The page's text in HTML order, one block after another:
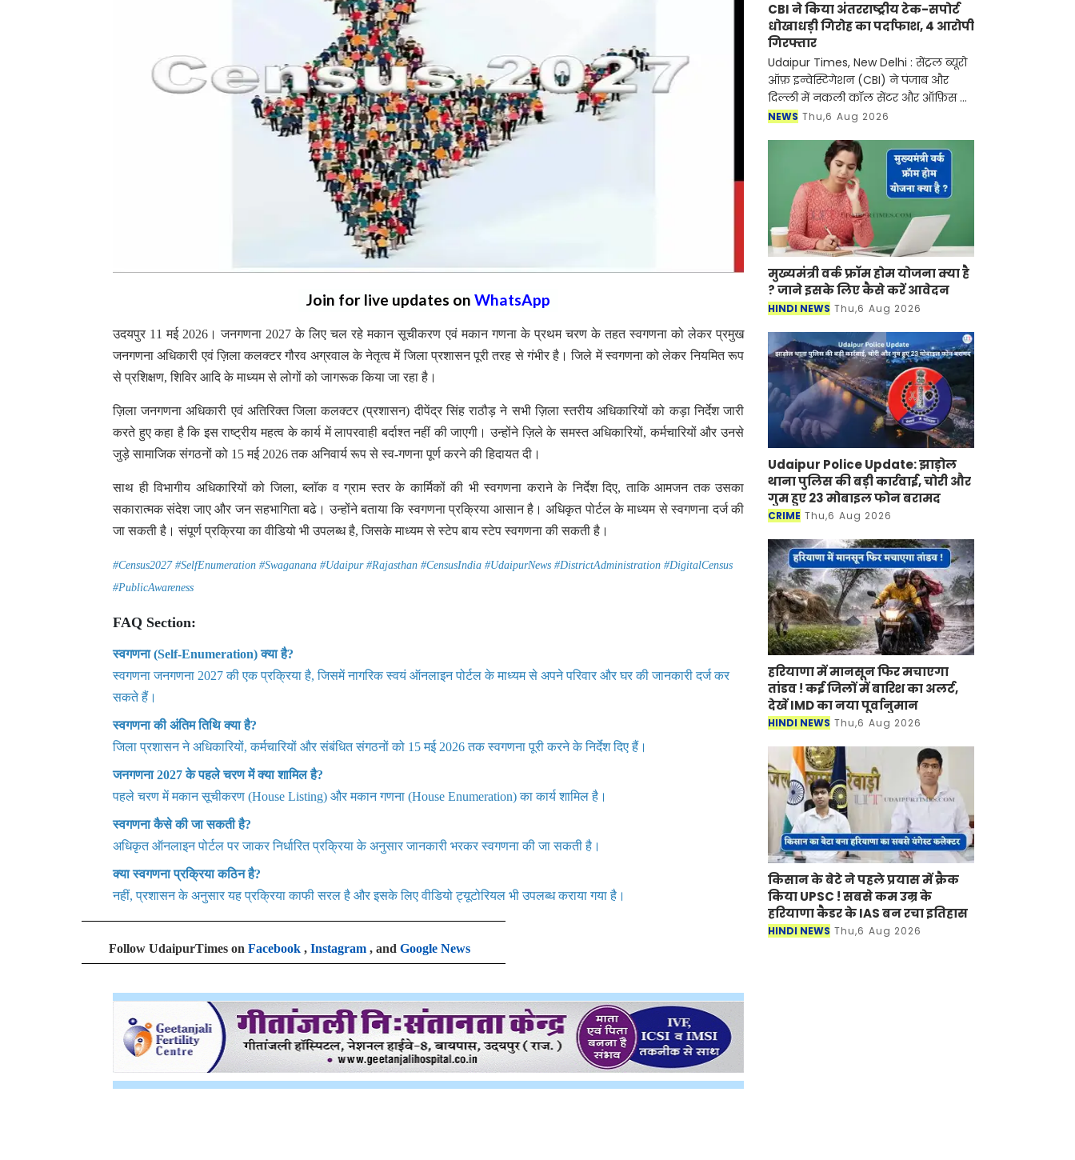
Join for live updates on WhatsApp
उदयपुर 11 मई 2026। जनगणना 2027 के लिए चल रहे मकान सूचीकरण एवं मकान गणना के प्रथम चरण के तहत स्वगणना को लेकर प्रमुख
जनगणना अधिकारी एवं ज़िला कलक्टर गौरव अग्रवाल के नेतृत्व में जिला प्रशासन पूरी तरह से गंभीर है। जिले में स्वगणना को लेकर नियमित रूप
से प्रशिक्षण, शिविर आदि के माध्यम से लोगों को जागरूक किया जा रहा है।
ज़िला जनगणना अधिकारी एवं अतिरिक्त जिला कलक्टर (प्रशासन) दीपेंद्र सिंह राठौड़ ने सभी ज़िला स्तरीय अधिकारियों को कड़ा निर्देश जारी
करते हुए कहा है कि इस राष्ट्रीय महत्व के कार्य में लापरवाही बर्दाश्त नहीं की जाएगी। उन्होंने ज़िले के समस्त अधिकारियों, कर्मचारियों और उनसे
जुड़े सामाजिक संगठनों को 15 मई 2026 तक अनिवार्य रूप से स्व-गणना पूर्ण करने की हिदायत दी।
साथ ही विभागीय अधिकारियों को जिला, ब्लाॅक व ग्राम स्तर के कार्मिकों की भी स्वगणना कराने के निर्देश दिए, ताकि आमजन तक उसका
सकारात्मक संदेश जाए और जन सहभागिता बढे। उन्होंने बताया कि स्वगणना प्रक्रिया आसान है। अधिकृत पोर्टल के माध्यम से स्वगणना दर्ज की
जा सकती है। संपूर्ण प्रक्रिया का वीडियो भी उपलब्ध है, जिसके माध्यम से स्टेप बाय स्टेप स्वगणना की सकती है।
#Census2027 #SelfEnumeration #Swaganana #Udaipur #Rajasthan #CensusIndia #UdaipurNews #DistrictAdministration #DigitalCensus
#PublicAwareness
FAQ Section:
स्वगणना (Self-Enumeration) क्या है?
स्वगणना जनगणना 2027 की एक प्रक्रिया है, जिसमें नागरिक स्वयं ऑनलाइन पोर्टल के माध्यम से अपने परिवार और घर की जानकारी दर्ज कर
सकते हैं।
स्वगणना की अंतिम तिथि क्या है?
जिला प्रशासन ने अधिकारियों, कर्मचारियों और संबंधित संगठनों को 15 मई 2026 तक स्वगणना पूरी करने के निर्देश दिए हैं।
जनगणना 2027 के पहले चरण में क्या शामिल है?
पहले चरण में मकान सूचीकरण (House Listing) और मकान गणना (House Enumeration) का कार्य शामिल है।
स्वगणना कैसे की जा सकती है?
अधिकृत ऑनलाइन पोर्टल पर जाकर निर्धारित प्रक्रिया के अनुसार जानकारी भरकर स्वगणना की जा सकती है।
क्या स्वगणना प्रक्रिया कठिन है?
नहीं, प्रशासन के अनुसार यह प्रक्रिया काफी सरल है और इसके लिए वीडियो ट्यूटोरियल भी उपलब्ध कराया गया है।
Follow UdaipurTimes on Facebook , Instagram , and Google News
CBI ने किया अंतरराष्ट्रीय टेक-सपोर्ट
धोखाधड़ी गिरोह का पर्दाफाश, 4 आरोपी
गिरफ्तार
Udaipur Times, New Delhi : सेंट्रल ब्यूरो
ऑफ़ इन्वेस्टिगेशन (CBI) ने पंजाब और
दिल्ली में नकली कॉल सेंटर और ऑफ़िस के
ज़रिए चल रहे एक बड़े इंटरनेशनल टेक-
NEWS Thu,6 Aug 2026
मुख्यमंत्री वर्क फ्रॉम होम योजना क्या है
? जाने इसके लिए कैसे करें आवेदन
HINDI NEWS Thu,6 Aug 2026
Udaipur Police Update: झाड़ोल
थाना पुलिस की बड़ी कार्रवाई, चोरी और
गुम हुए 23 मोबाइल फोन बरामद
CRIME Thu,6 Aug 2026
हरियाणा में मानसून फिर मचाएगा
तांडव ! कई जिलों में बारिश का अलर्ट,
देखें IMD का नया पूर्वानुमान
HINDI NEWS Thu,6 Aug 2026
किसान के बेटे ने पहले प्रयास में क्रैक
किया UPSC ! सबसे कम उम्र के
हरियाणा कैडर के IAS बन रचा इतिहास
HINDI NEWS Thu,6 Aug 2026